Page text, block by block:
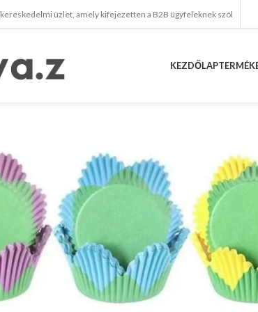
üzlet, amely kifejezetten a B2B ügyfeleknek szól
KEZDŐLAP